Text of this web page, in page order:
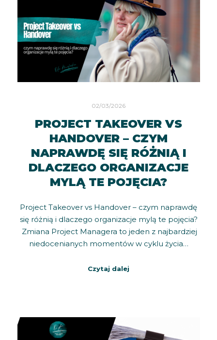
02/03/2026
PROJECT TAKEOVER VS
HANDOVER – CZYM
NAPRAWDĘ SIĘ RÓŻNIĄ I
DLACZEGO ORGANIZACJE
MYLĄ TE POJĘCIA?
Project Takeover vs Handover – czym naprawdę
się różnią i dlaczego organizacje mylą te pojęcia?
Zmiana Project Managera to jeden z najbardziej
niedocenianych momentów w cyklu życia…
Czytaj dalej